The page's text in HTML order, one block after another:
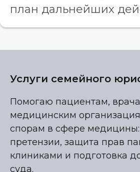
план дальнейших
Услуги семейного
Помогаю пациентам,
медицинским
спорам в сфере
претензии, защита прав
клиниками и подготовка
суда.